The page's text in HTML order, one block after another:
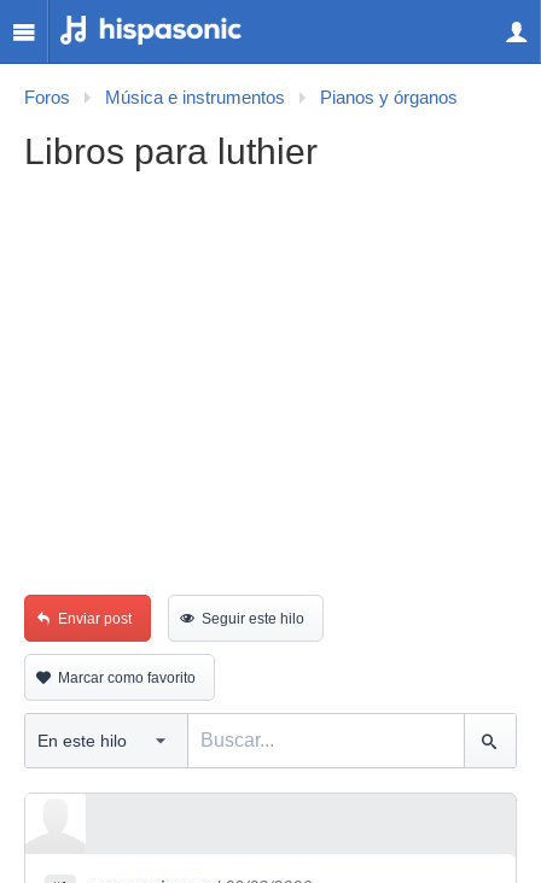
Foros Música e instrumentos Pianos y órganos
Libros para luthier
Enviar post Seguir este hilo
Marcar como favorito